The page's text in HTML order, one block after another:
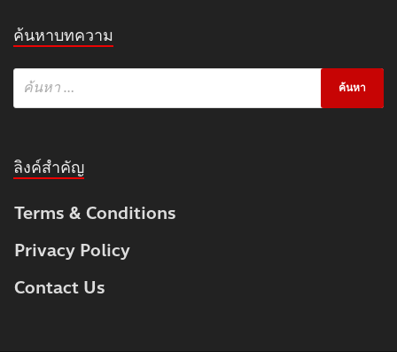
ค้นหาบทความ
ลิงค์สำคัญ
Terms & Conditions
Privacy Policy
Contact Us